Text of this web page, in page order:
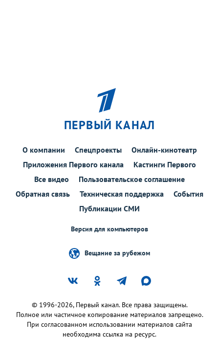
ПЕРВЫЙ КАНАЛ
О компании Спецпроекты
Онлайн-кинотеатр
Приложения Первого канала
Кастинги Первого
Все видео
Пользовательское соглашение
Обратная связь
Техническая поддержка
События
Публикации СМИ
Версия для компьютеров
Вещание за рубежом
© 1996-2026, Первый канал. Все права защищены.
Полное или частичное копирование материалов запрещено.
При согласованном использовании материалов сайта
необходима ссылка на ресурс.